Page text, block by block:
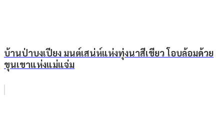
บ้านป่าบงเปียง มนต์เสน่ห์แห่งทุ่งนาสีเขียว โอบล้อมด้วย
ขุนเขาแห่งแม่แจ่ม